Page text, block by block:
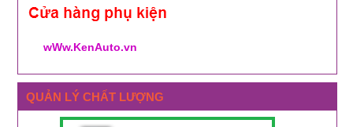
wWw.KenAuto.vn
QUẢN LÝ CHẤT LƯỢNG